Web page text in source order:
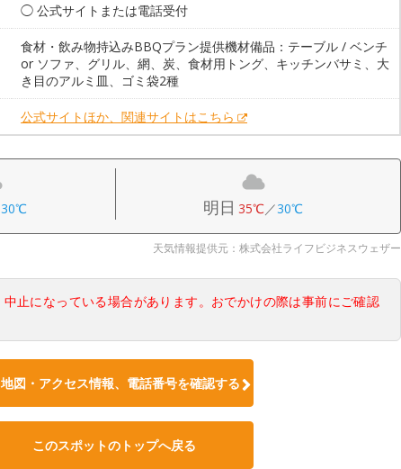
◯ 公式サイトまたは電話受付
食材・飲み物持込みBBQプラン提供機材備品：テーブル / ベンチ
or ソファ、グリル、網、炭、食材用トング、キッチンバサミ、大
き目のアルミ皿、ゴミ袋2種
公式サイトほか、関連サイトはこちら
30℃ 明日 35℃／30℃
天気情報提供元：株式会社ライフビジネスウェザー
止になっている場合があります。おでかけの際は事前にご確認
地図・アクセス情報、電話番号を確認する
このスポットのトップへ戻る